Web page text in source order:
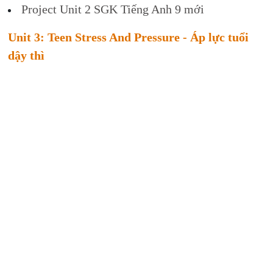
Project Unit 2 SGK Tiếng Anh 9 mới
Unit 3: Teen Stress And Pressure - Áp lực tuổi
dậy thì